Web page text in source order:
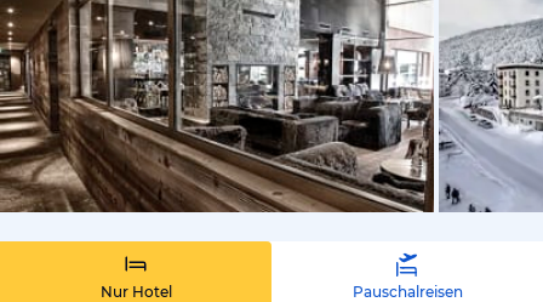
vom
Nur Hotel Pauschalreisen